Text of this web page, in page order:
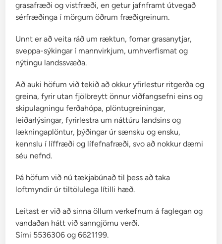
a
grasafræði og vistfræði, en getur jafnframt útvegað
sérfræðinga í mörgum öðrum fræðigreinum.
Unnt er að veita ráð um ræktun, fornar grasanytjar,
sveppa-sýkingar í mannvirkjum, umhverfismat og
nýtingu landssvæða.
Að auki höfum við tekið að okkur yfirlestur ritgerða og
greina, fyrir utan fjölbreytt önnur viðfangsefni eins og
skipulagningu ferðahópa, plöntugreiningar,
leiðarlýsingar, fyrirlestra um náttúru landsins og
lækningaplöntur, þýðingar úr sænsku og ensku,
kennslu í líffræði og lífefnafræði, svo að nokkur dæmi
séu nefnd.
Þá höfum við nú tækjabúnað til þess að taka
loftmyndir úr tiltölulega lítilli hæð.
Leitast er við að sinna öllum verkefnum á faglegan og
vandaðan hátt við sanngjörnu verði.
Sími 5536306 og 6621199.